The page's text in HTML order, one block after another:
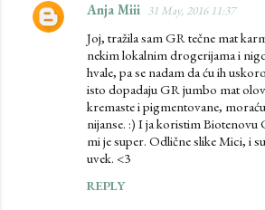
C
Anja Miii 31 May, 2016 11:37
Joj, tražila sam GR tečne mat
nekim lokalnim drogerijama i
hvale, pa se nadam da ću ih
isto dopadaju GR jumbo mat
kremaste i pigmentovane,
nijanse. :) I ja koristim Biotenovu
mi je super. Odlične slike Mici, i
uvek. <3
REPLY